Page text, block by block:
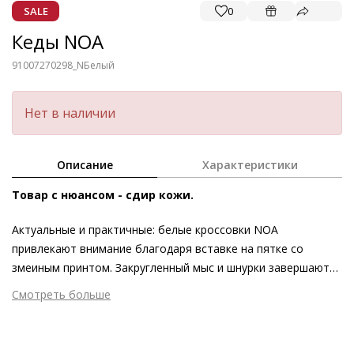
SALE 0
Кеды NOA
91007270298_NБелый
Нет в наличии
Описание Характеристики
Товар с нюансом - сдир кожи.
Актуальные и практичные: белые кроссовки NOA
привлекают внимание благодаря вставке на пятке со
змеиным принтом. Закругленный мыс и шнурки завершают
современный образ в сочетании с объёмной белой
подошвой. Изюминкой этой модели Högl является съёмная
Смотреть больше